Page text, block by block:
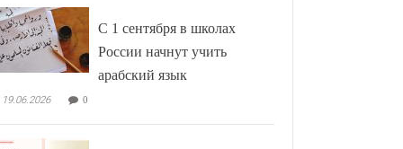
С 1 сентября в школах
России начнут учить
арабский язык
19.06.2026 0